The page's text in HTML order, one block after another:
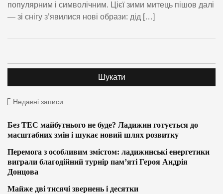
популярним і символічним. Цієї зими митець пішов далі
— зі снігу з’явилися нові образи: дід […]
Недавні записи
Без ТЕС майбутнього не буде? Ладижин готується до
масштабних змін і шукає новий шлях розвитку
Перемога з особливим змістом: ладижинські енергетики
виграли благодійний турнір пам’яті Героя Андрія
Донцова
Майже дві тисячі звернень і десятки